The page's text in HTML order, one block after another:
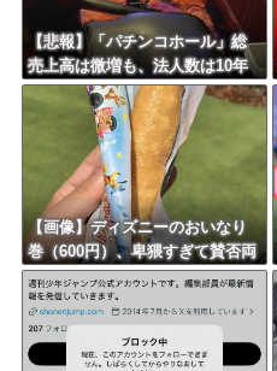
【悲報】「パチンコホール」総
売上高は微増も、法人数は10年
間で半減 黒字企業割合は5年ぶ
りに7割超え
【画像】ディズニーのおいなり
巻（600円）、卑猥すぎて賛否両
論ｗｗｗｗｗｗｗｗｗ